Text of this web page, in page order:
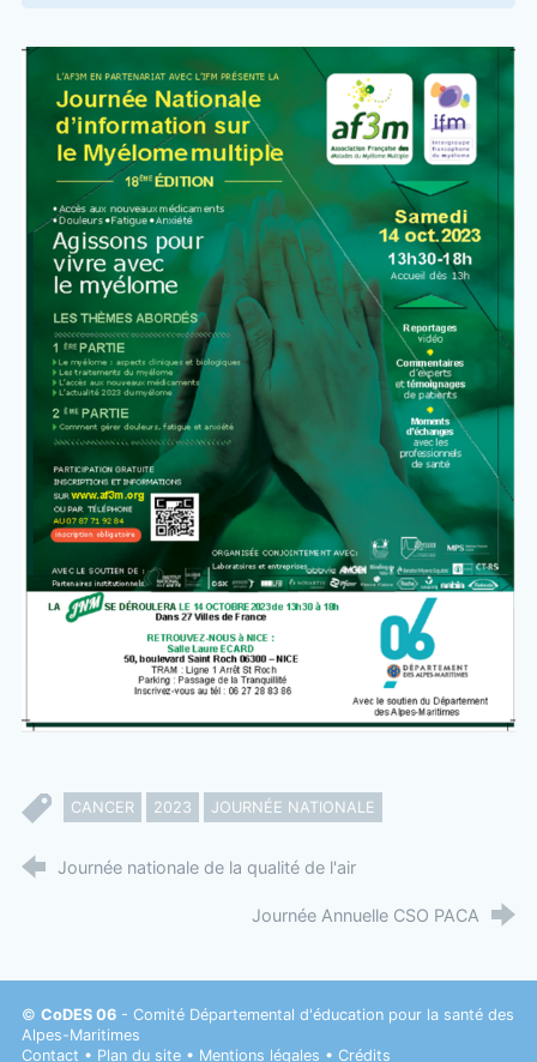
CANCER 2023 JOURNÉE NATIONALE
Journée nationale de la qualité de l'air
Journée Annuelle CSO PACA
© CoDES 06- Comité Départemental d'éducation pour la santé des
Alpes-Maritimes
Contact • Plan du site• Mentions légales • Crédits